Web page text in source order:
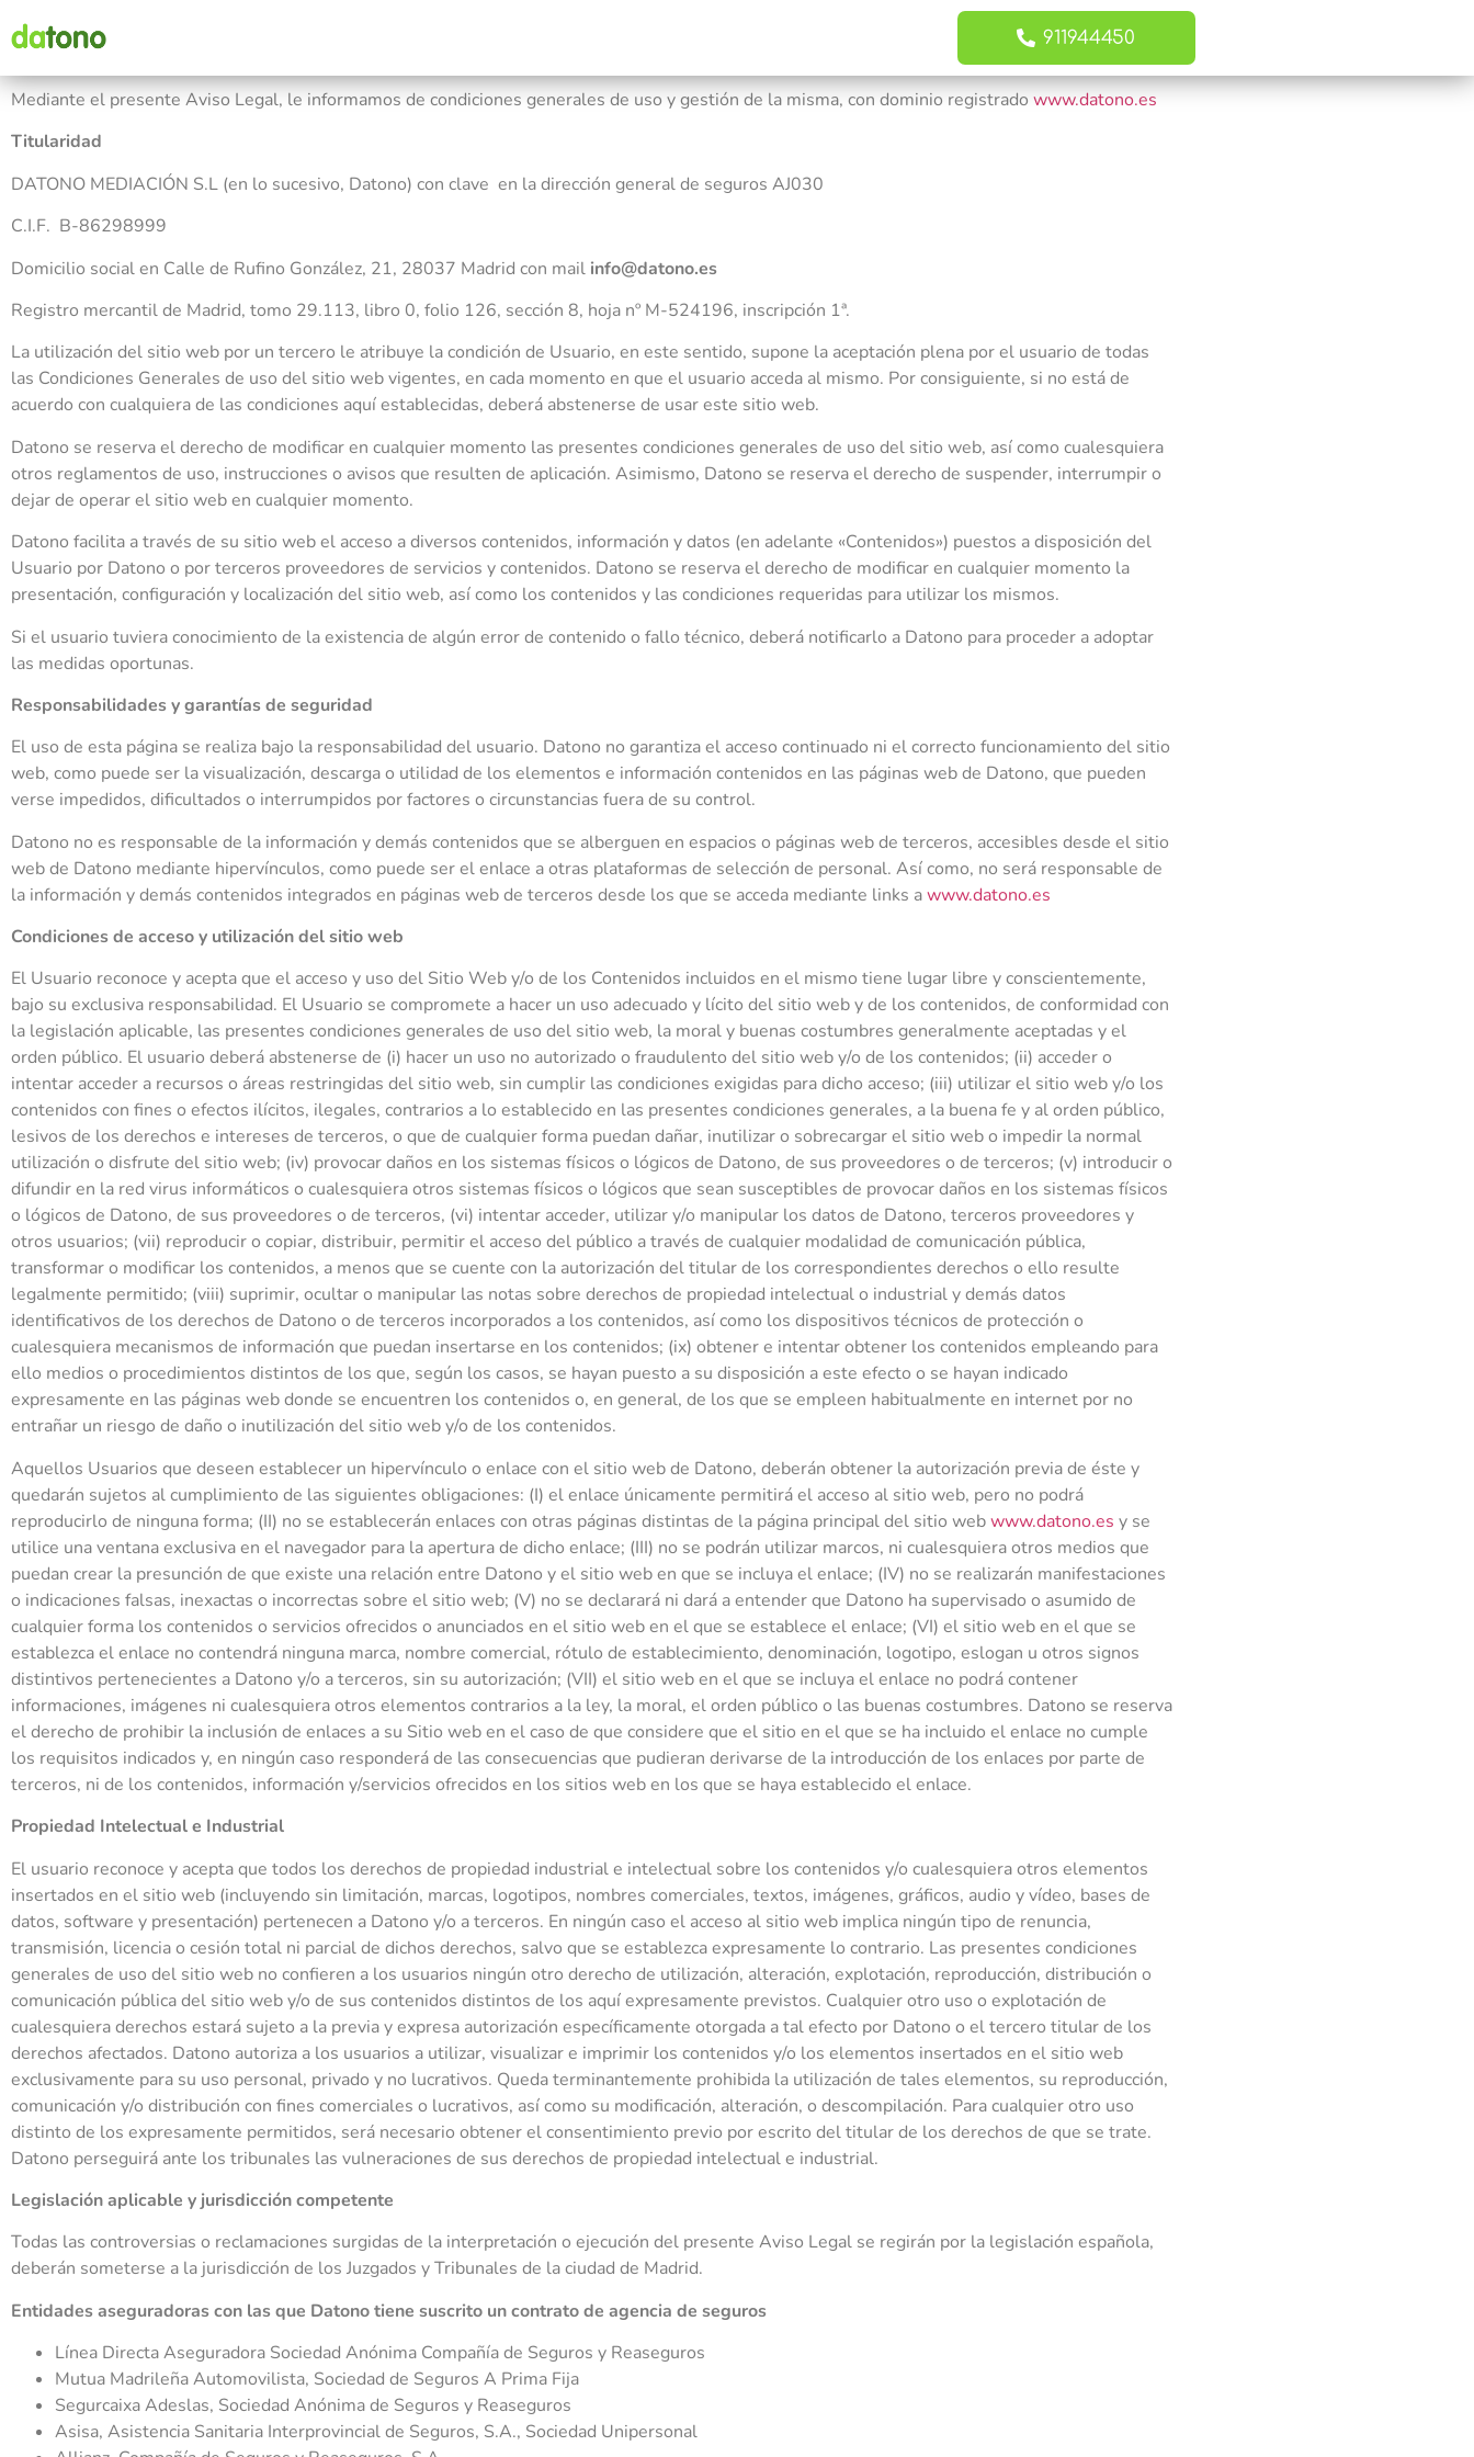
911944450
Mediante el presente Aviso Legal, le informamos de condiciones generales de uso y gestión de la misma, con dominio registrado www.datono.es
Titularidad
DATONO MEDIACIÓN S.L (en lo sucesivo, Datono) con clave en la dirección general de seguros AJ030
C.I.F. B-86298999
Domicilio social en Calle de Rufino González, 21, 28037 Madrid con mail info@datono.es
Registro mercantil de Madrid, tomo 29.113, libro 0, folio 126, sección 8, hoja nº M-524196, inscripción 1ª.
La utilización del sitio web por un tercero le atribuye la condición de Usuario, en este sentido, supone la aceptación plena por el usuario de todas
las Condiciones Generales de uso del sitio web vigentes, en cada momento en que el usuario acceda al mismo. Por consiguiente, si no está de
acuerdo con cualquiera de las condiciones aquí establecidas, deberá abstenerse de usar este sitio web.
Datono se reserva el derecho de modificar en cualquier momento las presentes condiciones generales de uso del sitio web, así como cualesquiera
otros reglamentos de uso, instrucciones o avisos que resulten de aplicación. Asimismo, Datono se reserva el derecho de suspender, interrumpir o
dejar de operar el sitio web en cualquier momento.
Datono facilita a través de su sitio web el acceso a diversos contenidos, información y datos (en adelante «Contenidos») puestos a disposición del
Usuario por Datono o por terceros proveedores de servicios y contenidos. Datono se reserva el derecho de modificar en cualquier momento la
presentación, configuración y localización del sitio web, así como los contenidos y las condiciones requeridas para utilizar los mismos.
Si el usuario tuviera conocimiento de la existencia de algún error de contenido o fallo técnico, deberá notificarlo a Datono para proceder a adoptar
las medidas oportunas.
Responsabilidades y garantías de seguridad
El uso de esta página se realiza bajo la responsabilidad del usuario. Datono no garantiza el acceso continuado ni el correcto funcionamiento del sitio
web, como puede ser la visualización, descarga o utilidad de los elementos e información contenidos en las páginas web de Datono, que pueden
verse impedidos, dificultados o interrumpidos por factores o circunstancias fuera de su control.
Datono no es responsable de la información y demás contenidos que se alberguen en espacios o páginas web de terceros, accesibles desde el sitio
web de Datono mediante hipervínculos, como puede ser el enlace a otras plataformas de selección de personal. Así como, no será responsable de
la información y demás contenidos integrados en páginas web de terceros desde los que se acceda mediante links awww.datono.es
Condiciones de acceso y utilización del sitio web
El Usuario reconoce y acepta que el acceso y uso del Sitio Web y/o de los Contenidos incluidos en el mismo tiene lugar libre y conscientemente,
bajo su exclusiva responsabilidad. El Usuario se compromete a hacer un uso adecuado y lícito del sitio web y de los contenidos, de conformidad con
la legislación aplicable, las presentes condiciones generales de uso del sitio web, la moral y buenas costumbres generalmente aceptadas y el
orden público. El usuario deberá abstenerse de (i) hacer un uso no autorizado o fraudulento del sitio web y/o de los contenidos; (ii) acceder o
intentar acceder a recursos o áreas restringidas del sitio web, sin cumplir las condiciones exigidas para dicho acceso; (iii) utilizar el sitio web y/o los
contenidos con fines o efectos ilícitos, ilegales, contrarios a lo establecido en las presentes condiciones generales, a la buena fe y al orden público,
lesivos de los derechos e intereses de terceros, o que de cualquier forma puedan dañar, inutilizar o sobrecargar el sitio web o impedir la normal
utilización o disfrute del sitio web; (iv) provocar daños en los sistemas físicos o lógicos de Datono, de sus proveedores o de terceros; (v) introducir o
difundir en la red virus informáticos o cualesquiera otros sistemas físicos o lógicos que sean susceptibles de provocar daños en los sistemas físicos
o lógicos de Datono, de sus proveedores o de terceros, (vi) intentar acceder, utilizar y/o manipular los datos de Datono, terceros proveedores y
otros usuarios; (vii) reproducir o copiar, distribuir, permitir el acceso del público a través de cualquier modalidad de comunicación pública,
transformar o modificar los contenidos, a menos que se cuente con la autorización del titular de los correspondientes derechos o ello resulte
legalmente permitido; (viii) suprimir, ocultar o manipular las notas sobre derechos de propiedad intelectual o industrial y demás datos
identificativos de los derechos de Datono o de terceros incorporados a los contenidos, así como los dispositivos técnicos de protección o
cualesquiera mecanismos de información que puedan insertarse en los contenidos; (ix) obtener e intentar obtener los contenidos empleando para
ello medios o procedimientos distintos de los que, según los casos, se hayan puesto a su disposición a este efecto o se hayan indicado
expresamente en las páginas web donde se encuentren los contenidos o, en general, de los que se empleen habitualmente en internet por no
entrañar un riesgo de daño o inutilización del sitio web y/o de los contenidos.
Aquellos Usuarios que deseen establecer un hipervínculo o enlace con el sitio web de Datono, deberán obtener la autorización previa de éste y
quedarán sujetos al cumplimiento de las siguientes obligaciones: (I) el enlace únicamente permitirá el acceso al sitio web, pero no podrá
reproducirlo de ninguna forma; (II) no se establecerán enlaces con otras páginas distintas de la página principal del sitio webwww.datono.es y se
utilice una ventana exclusiva en el navegador para la apertura de dicho enlace; (III) no se podrán utilizar marcos, ni cualesquiera otros medios que
puedan crear la presunción de que existe una relación entre Datono y el sitio web en que se incluya el enlace; (IV) no se realizarán manifestaciones
o indicaciones falsas, inexactas o incorrectas sobre el sitio web; (V) no se declarará ni dará a entender que Datono ha supervisado o asumido de
cualquier forma los contenidos o servicios ofrecidos o anunciados en el sitio web en el que se establece el enlace; (VI) el sitio web en el que se
establezca el enlace no contendrá ninguna marca, nombre comercial, rótulo de establecimiento, denominación, logotipo, eslogan u otros signos
distintivos pertenecientes a Datono y/o a terceros, sin su autorización; (VII) el sitio web en el que se incluya el enlace no podrá contener
informaciones, imágenes ni cualesquiera otros elementos contrarios a la ley, la moral, el orden público o las buenas costumbres. Datono se reserva
el derecho de prohibir la inclusión de enlaces a su Sitio web en el caso de que considere que el sitio en el que se ha incluido el enlace no cumple
los requisitos indicados y, en ningún caso responderá de las consecuencias que pudieran derivarse de la introducción de los enlaces por parte de
terceros, ni de los contenidos, información y/servicios ofrecidos en los sitios web en los que se haya establecido el enlace.
Propiedad Intelectual e Industrial
El usuario reconoce y acepta que todos los derechos de propiedad industrial e intelectual sobre los contenidos y/o cualesquiera otros elementos
insertados en el sitio web (incluyendo sin limitación, marcas, logotipos, nombres comerciales, textos, imágenes, gráficos, audio y vídeo, bases de
datos, software y presentación) pertenecen a Datono y/o a terceros. En ningún caso el acceso al sitio web implica ningún tipo de renuncia,
transmisión, licencia o cesión total ni parcial de dichos derechos, salvo que se establezca expresamente lo contrario. Las presentes condiciones
generales de uso del sitio web no confieren a los usuarios ningún otro derecho de utilización, alteración, explotación, reproducción, distribución o
comunicación pública del sitio web y/o de sus contenidos distintos de los aquí expresamente previstos. Cualquier otro uso o explotación de
cualesquiera derechos estará sujeto a la previa y expresa autorización específicamente otorgada a tal efecto por Datono o el tercero titular de los
derechos afectados. Datono autoriza a los usuarios a utilizar, visualizar e imprimir los contenidos y/o los elementos insertados en el sitio web
exclusivamente para su uso personal, privado y no lucrativos. Queda terminantemente prohibida la utilización de tales elementos, su reproducción,
comunicación y/o distribución con fines comerciales o lucrativos, así como su modificación, alteración, o descompilación. Para cualquier otro uso
distinto de los expresamente permitidos, será necesario obtener el consentimiento previo por escrito del titular de los derechos de que se trate.
Datono perseguirá ante los tribunales las vulneraciones de sus derechos de propiedad intelectual e industrial.
Legislación aplicable y jurisdicción competente
Todas las controversias o reclamaciones surgidas de la interpretación o ejecución del presente Aviso Legal se regirán por la legislación española,
deberán someterse a la jurisdicción de los Juzgados y Tribunales de la ciudad de Madrid.
Entidades aseguradoras con las que Datono tiene suscrito un contrato de agencia de seguros
Línea Directa Aseguradora Sociedad Anónima Compañía de Seguros y Reaseguros
Mutua Madrileña Automovilista, Sociedad de Seguros A Prima Fija
Segurcaixa Adeslas, Sociedad Anónima de Seguros y Reaseguros
Asisa, Asistencia Sanitaria Interprovincial de Seguros, S.A., Sociedad Unipersonal